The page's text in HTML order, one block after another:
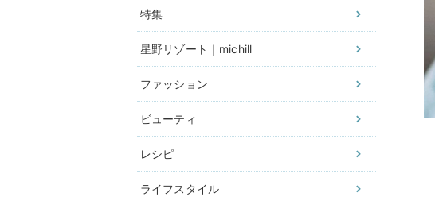
特集
星野リゾート｜michill
ファッション
ビューティ
レシピ
ライフスタイル